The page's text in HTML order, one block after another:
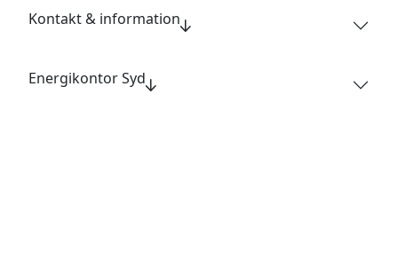
Kontakt & information
Energikontor Syd